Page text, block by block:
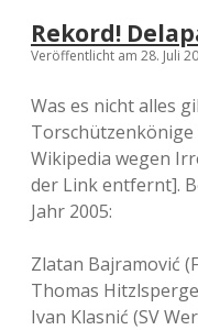
Rekord!
Veröffentlicht am 28. Juli
Was es nicht alles
Torschützenkönige
Wikipedia wegen
der Link entfernt].
Jahr 2005:
Zlatan Bajramović
Thomas
Ivan Klasnić (SV